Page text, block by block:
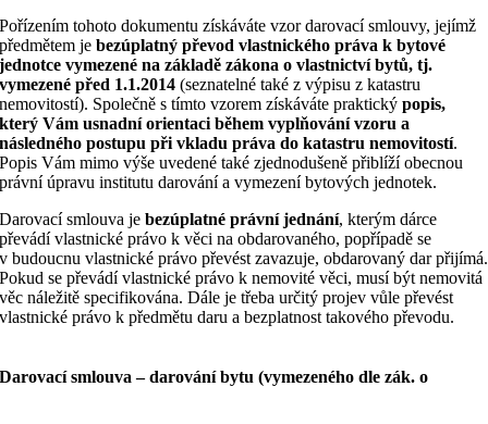
Pořízením tohoto dokumentu získáváte vzor darovací smlouvy, jejímž
předmětem jebezúplatný převod vlastnického práva k bytové
jednotce vymezené na základě zákona o vlastnictví bytů, tj.
vymezené před 1.1.2014 (seznatelné také z výpisu z katastru
nemovitostí). Společně s tímto vzorem získáváte praktickýpopis,
který Vám usnadní orientaci během vyplňování vzoru a
následného postupu při vkladu práva do katastru nemovitostí.
Popis Vám mimo výše uvedené také zjednodušeně přiblíží obecnou
právní úpravu institutu darování a vymezení bytových jednotek.
Darovací smlouva jebezúplatné právní jednání, kterým dárce
převádí vlastnické právo k věci na obdarovaného, popřípadě se
v budoucnu vlastnické právo převést zavazuje, obdarovaný dar přijímá.
Pokud se převádí vlastnické právo k nemovité věci, musí být nemovitá
věc náležitě specifikována. Dále je třeba určitý projev vůle převést
vlastnické právo k předmětu daru a bezplatnost takového převodu.
Darovací smlouva – darování bytu (vymezeného dle zák. o